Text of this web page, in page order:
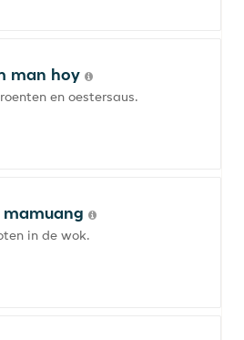
man hoy
en oestersaus.
in de wok.